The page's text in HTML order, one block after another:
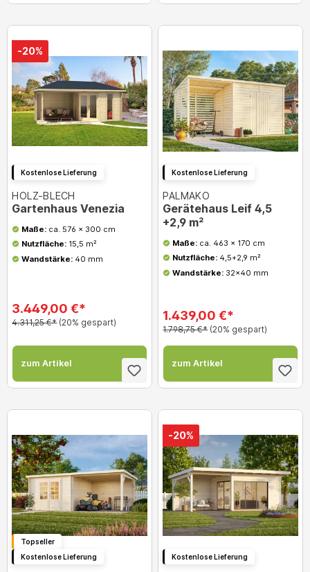
-20%
Kostenlose Lieferung
HOLZ-BLECH
Gartenhaus Venezia
Maße:ca. 576 x 300 cm
Nutzfläche: 15,5 m²
Wandstärke: 40 mm
3.449,00 €*
4.311,25 €* (20% gespart)
zum Artikel
Kostenlose Lieferung
PALMAKO
Gerätehaus Leif 4,5
+2,9 m²
Maße:ca. 463 x 170 cm
Nutzfläche:4,5+2,9 m²
Wandstärke:32x40 mm
1.439,00 €*
1.798,75 €* (20% gespart)
zum Artikel
Topseller
Kostenlose Lieferung
-20%
Kostenlose Lieferung